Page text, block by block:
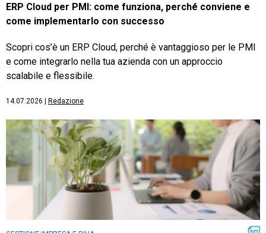
ERP Cloud per PMI: come funziona, perché conviene e
come implementarlo con successo
Scopri cos’è un ERP Cloud, perché è vantaggioso per le PMI
e come integrarlo nella tua azienda con un approccio
scalabile e flessibile.
14.07.2026 Redazione